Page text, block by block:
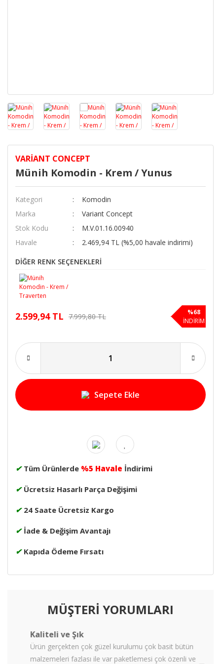
VARIANT CONCEPT
Münih Komodin - Krem / Yunus
Kategori
Komodin
Marka
Variant Concept
Stok Kodu
M.V.01.16.00940
Havale
2.469,94 TL (%5,00 havale indirimi)
DİĞER RENK SEÇENEKLERİ
2.599,94 TL 7.999,80 TL
%68
İNDİRİM
Sepete Ekle
✔ Tüm Ürünlerde %5 Havale İndirimi
✔ Ücretsiz Hasarlı Parça Değişimi
✔ 24 Saate Ücretsiz Kargo
✔ İade & Değişim Avantajı
✔ Kapıda Ödeme Fırsatı
MÜŞTERİ YORUMLARI
Kesinlikle Almalısınız
Ürün çok güzel geldi. Tam istediğim gibi ama bir
parcası kırık geldi. Aynı parcanın yenisi yolladılar
Valensiya
Venedik